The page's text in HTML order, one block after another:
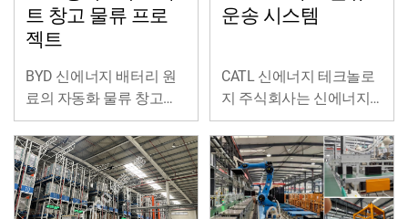
트 창고 물류 프로
젝트
BYD 신에너지 배터리 원
료의 자동화 물류 창고는
광동성 선전시 칭쯔 가도
에 위치하고 있습니다.
운송 시스템
CATL 신에너지 테크놀로
지 주식회사는 신에너지
자동차용 동력 배터리 시
스템과 에너지 저장 시스
템의 연구개발, 생산 및 판
매에 집중하고 있으며, 전
세계 신에너지 응용을 위